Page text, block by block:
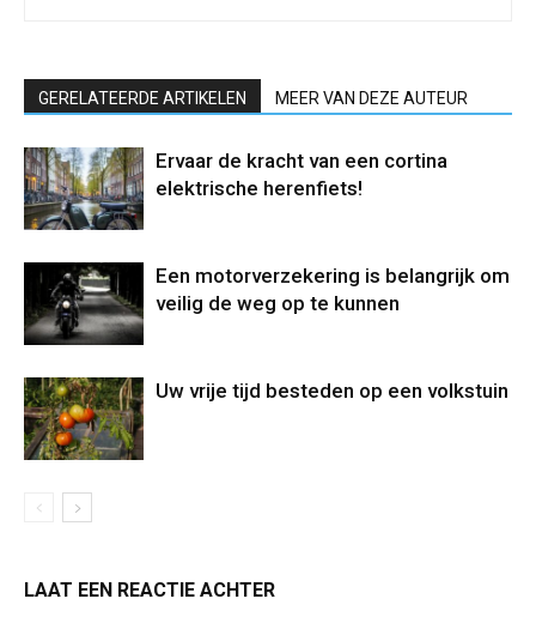
GERELATEERDE ARTIKELEN MEER VAN DEZE AUTEUR
Ervaar de kracht van een cortina
elektrische herenfiets!
Een motorverzekering is belangrijk om
veilig de weg op te kunnen
Uw vrije tijd besteden op een volkstuin
LAAT EEN REACTIE ACHTER